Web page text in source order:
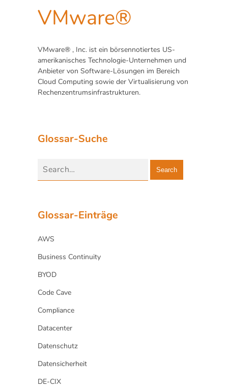
VMware®
VMware® , Inc. ist ein börsennotiertes US-
amerikanisches Technologie-Unternehmen und
Anbieter von Software-Lösungen im Bereich
Cloud Computing sowie der Virtualisierung von
Rechenzentrumsinfrastrukturen.
Glossar-Suche
Search
Glossar-Einträge
AWS
Business Continuity
BYOD
Code Cave
Compliance
Datacenter
Datenschutz
Datensicherheit
DE-CIX